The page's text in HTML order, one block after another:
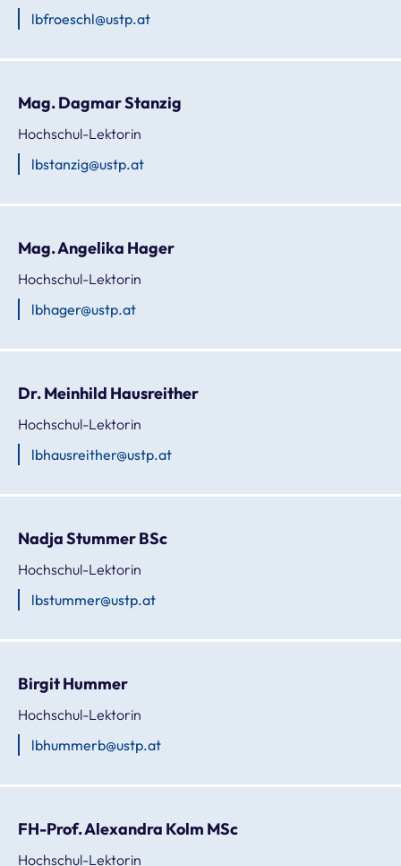
lbfroeschl@ustp.at
Mag. Dagmar Stanzig
Hochschul-Lektorin
lbstanzig@ustp.at
Mag. Angelika Hager
Hochschul-Lektorin
lbhager@ustp.at
Dr. Meinhild Hausreither
Hochschul-Lektorin
lbhausreither@ustp.at
Nadja Stummer BSc
Hochschul-Lektorin
lbstummer@ustp.at
Birgit Hummer
Hochschul-Lektorin
lbhummerb@ustp.at
FH-Prof. Alexandra Kolm MSc
Hochschul-Lektorin